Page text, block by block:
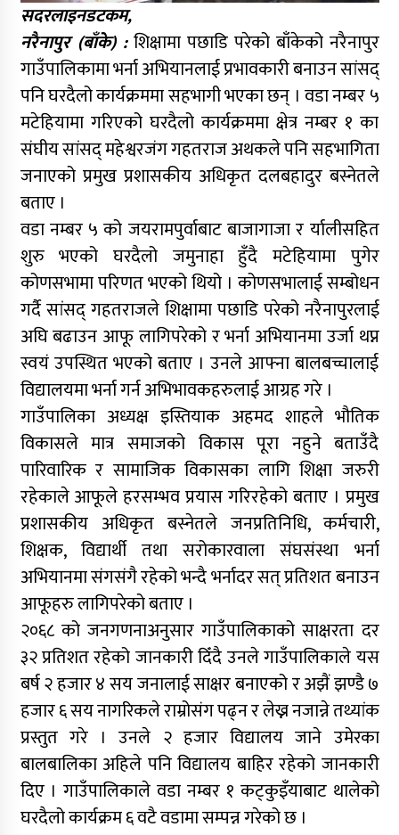
सदरलाइनडटकम,
नरैनापुर (बाँके) :शिक्षामा पछाडि परेको बाँकेको नरैनापुर
गाउँपालिकामा भर्ना अभियानलाई प्रभावकारी बनाउन सांसद्
पनि घरदैलो कार्यक्रममा सहभागी भएका छन् । वडा नम्बर ५
मटेहियामा गरिएको घरदैलो कार्यक्रममा क्षेत्र नम्बर १ का
संघीय सांसद् महेश्वरजंग गहतराज अथकले पनि सहभागिता
जनाएको प्रमुख प्रशासकीय अधिकृत दलबहादुर बस्नेतले
बताए ।
वडा नम्बर ५ को जयरामपुर्वाबाट बाजागाजा र र्यालीसहित
शुरु भएको घरदैलो जमुनाहा हुँदै मटेहियामा पुगेर
कोणसभामा परिणत भएको थियो । कोणसभालाई सम्बोधन
गर्दै सांसद् गहतराजले शिक्षामा पछाडि परेको नरैनापुरलाई
अघि बढाउन आफू लागिपरेको र भर्ना अभियानमा उर्जा थप्न
स्वयं उपस्थित भएको बताए । उनले आफ्ना बालबच्चालाई
विद्यालयमा भर्ना गर्न अभिभावकहरुलाई आग्रह गरे ।
गाउँपालिका अध्यक्ष इस्तियाक अहमद शाहले भौतिक
विकासले मात्र समाजको विकास पूरा नहुने बताउँदै
पारिवारिक र सामाजिक विकासका लागि शिक्षा जरुरी
रहेकाले आफूले हरसम्भव प्रयास गरिरहेको बताए । प्रमुख
प्रशासकीय अधिकृत बस्नेतले जनप्रतिनिधि, कर्मचारी,
शिक्षक, विद्यार्थी तथा सरोकारवाला संघसंस्था भर्ना
अभियानमा संगसंगै रहेको भन्दै भर्नादर सत् प्रतिशत बनाउन
आफूहरु लागिपरेको बताए ।
२०६८ को जनगणनाअनुसार गाउँपालिकाको साक्षरता दर
३२ प्रतिशत रहेको जानकारी दिँदै उनले गाउँपालिकाले यस
बर्ष २ हजार ४ सय जनालाई साक्षर बनाएको र अझैं झण्डै ७
हजार ६ सय नागरिकले राम्रोसंग पढ्न र लेख्न नजान्ने तथ्यांक
प्रस्तुत गरे । उनले २ हजार विद्यालय जाने उमेरका
बालबालिका अहिले पनि विद्यालय बाहिर रहेको जानकारी
दिए । गाउँपालिकाले वडा नम्बर १ कट्कुइँयाबाट थालेको
घरदैलो कार्यक्रम ६ वटै वडामा सम्पन्न गरेको छ ।